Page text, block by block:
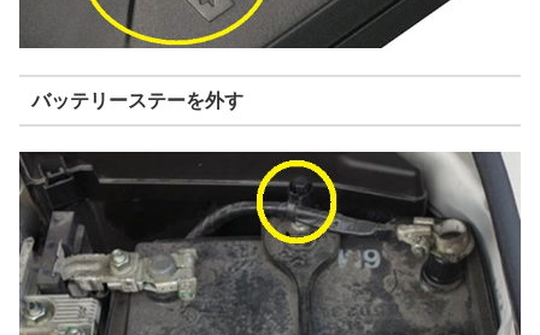
バッテリーステーを外す